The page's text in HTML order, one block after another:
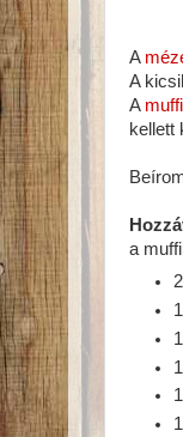
A
A
A
kellett
a